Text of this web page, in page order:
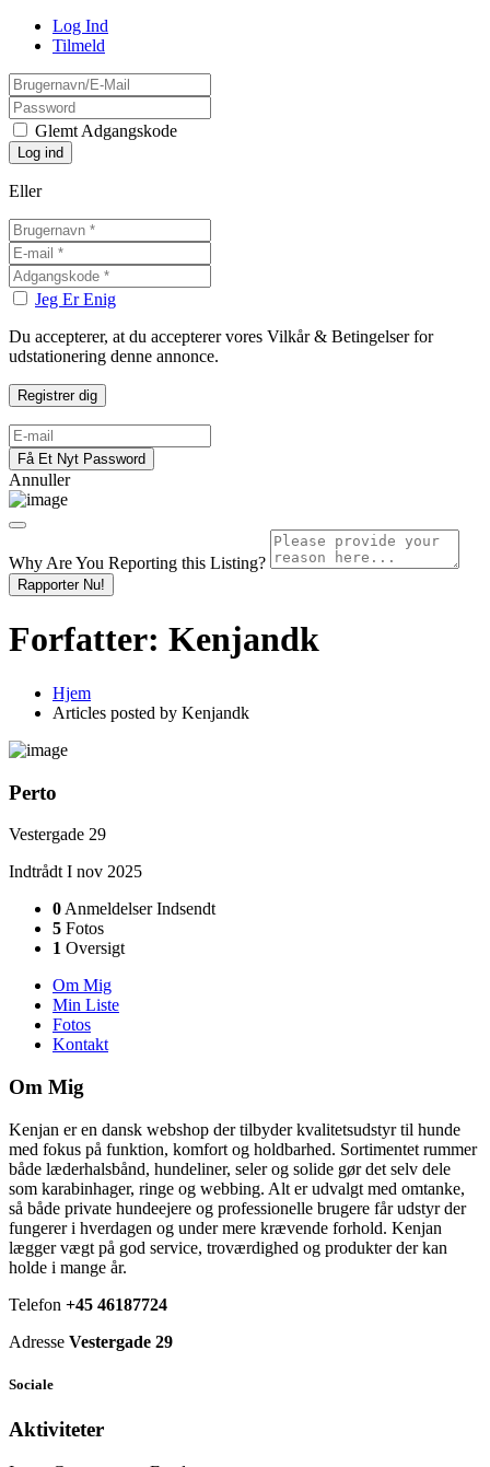
Log Ind
Tilmeld
Glemt Adgangskode
Eller
Jeg Er Enig
Du accepterer, at du accepterer vores Vilkår & Betingelser for
udstationering denne annonce.
Annuller
Why Are You Reporting this Listing?
Rapporter Nu!
Forfatter: Kenjandk
Hjem
Articles posted by Kenjandk
Perto
Vestergade 29
Indtrådt I nov 2025
0 Anmeldelser Indsendt
5 Fotos
1 Oversigt
Om Mig
Min Liste
Fotos
Kontakt
Om Mig
Kenjan er en dansk webshop der tilbyder kvalitetsudstyr til hunde
med fokus på funktion, komfort og holdbarhed. Sortimentet rummer
både læderhalsbånd, hundeliner, seler og solide gør det selv dele
som karabinhager, ringe og webbing. Alt er udvalgt med omtanke,
så både private hundeejere og professionelle brugere får udstyr der
fungerer i hverdagen og under mere krævende forhold. Kenjan
lægger vægt på god service, troværdighed og produkter der kan
holde i mange år.
Telefon +45 46187724
Adresse Vestergade 29
Sociale
Aktiviteter